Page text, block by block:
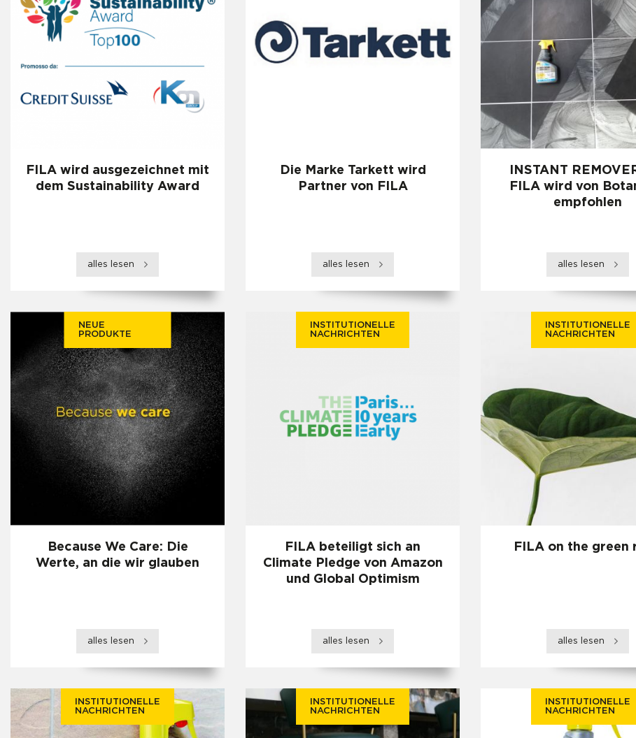
FILA wird ausgezeichnet mit
dem Sustainability Award
alles lesen
Die Marke Tarkett wird
Partner von FILA
alles lesen
INSTANT
FILA wird von
empfohlen
alles lesen
NEUE
PRODUKTE
Because We Care: Die
Werte, an die wir glauben
alles lesen
INSTITUTIONELLE
NACHRICHTEN
FILA beteiligt sich an
Climate Pledge von Amazon
und Global Optimism
alles lesen
INSTITUTIONELLE
NACHRICHTEN
FILA on the green
alles lesen
INSTITUTIONELLE
NACHRICHTEN
INSTITUTIONELLE
NACHRICHTEN
INSTITUTIONELLE
NACHRICHTEN